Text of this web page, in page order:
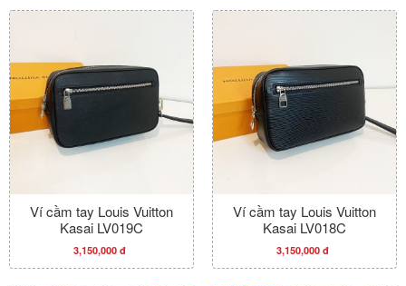
Ví cầm tay Louis Vuitton
Kasai LV019C
3,150,000 đ
Ví cầm tay Louis Vuitton
Kasai LV018C
3,150,000 đ